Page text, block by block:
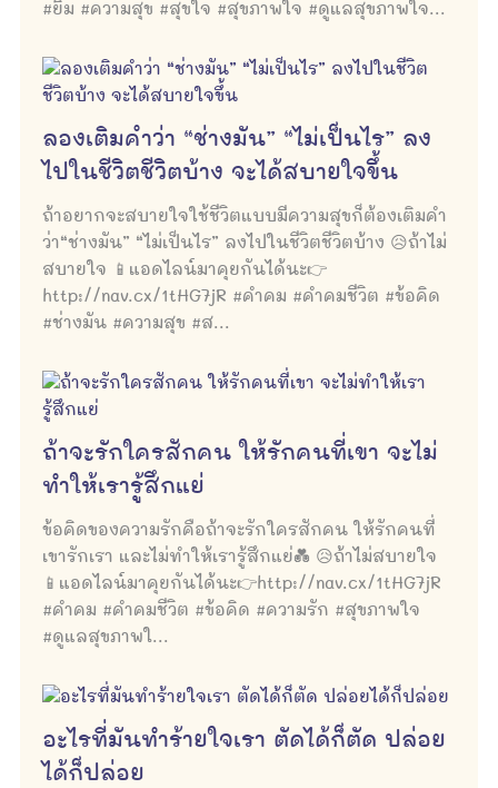
#ยิ้ม #ความสุข #สุขใจ #สุขภาพใจ #ดูแลสุขภาพใจ...
ลองเติมคำว่า “ช่างมัน” “ไม่เป็นไร” ลง
ไปในชีวิตชีวิตบ้าง จะได้สบายใจขึ้น
ถ้าอยากจะสบายใจใช้ชีวิตแบบมีความสุขก็ต้องเติมคำ
ว่า“ช่างมัน” “ไม่เป็นไร” ลงไปในชีวิตชีวิตบ้าง 😥ถ้าไม่
สบายใจ 📱แอดไลน์มาคุยกันได้นะ👉
http://nav.cx/1tHG7jR #คำคม #คำคมชีวิต #ข้อคิด
#ช่างมัน #ความสุข #ส...
ถ้าจะรักใครสักคน ให้รักคนที่เขา จะไม่
ทำให้เรารู้สึกแย่
ข้อคิดของความรักคือถ้าจะรักใครสักคน ให้รักคนที่
เขารักเรา และไม่ทำให้เรารู้สึกแย่💑 😥ถ้าไม่สบายใจ
📱แอดไลน์มาคุยกันได้นะ👉http://nav.cx/1tHG7jR
#คำคม #คำคมชีวิต #ข้อคิด #ความรัก #สุขภาพใจ
#ดูแลสุขภาพใ...
อะไรที่มันทำร้ายใจเรา ตัดได้ก็ตัด ปล่อย
ได้ก็ปล่อย